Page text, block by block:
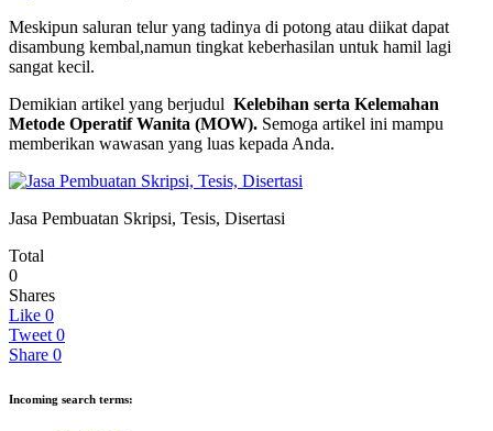
Meskipun saluran telur yang tadinya di potong atau diikat dapat
disambung kembal,namun tingkat keberhasilan untuk hamil lagi
sangat kecil.
Demikian artikel yang berjudul Kelebihan serta Kelemahan
Metode Operatif Wanita (MOW). Semoga artikel ini mampu
memberikan wawasan yang luas kepada Anda.
Jasa Pembuatan Skripsi, Tesis, Disertasi
Total
0
Shares
Like 0
Tweet 0
Share 0
Incoming search terms: